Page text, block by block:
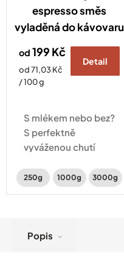
espresso směs
vyladěná do kávovaru
od 199 Kč
Měrná
cena:
od 71,03 Kč
/ 100 g
Detail
S mlékem nebo bez?
S perfektně
vyváženou chutí
je to jedno –
lahodná je pořád
250g 1000g 3000g
Popis